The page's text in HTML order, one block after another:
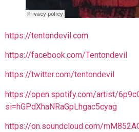
https://tentondevil.com
https://facebook.com/Tentondevil
https://twitter.com/tentondevil
https://open.spotify.com/artist/
si=hGPdXhaNRaGpLhgac5cyag
https://on.soundcloud.com/